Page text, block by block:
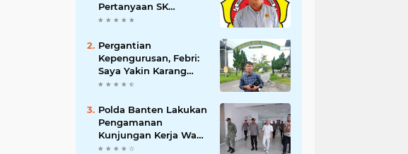
Pertanyaan SK
Karetaker dan Urgensi
Berduka
Pergantian
Kepengurusan, Febri:
Saya Yakin Karang
Taruna Wanakarsa
Kepemimpinan Bung
Entus Jauh Membawa
Manfaat
Polda Banten Lakukan
Pengamanan
Kunjungan Kerja Wakil
Presiden RI